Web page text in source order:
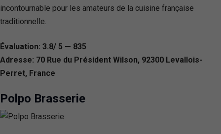
incontournable pour les amateurs de la cuisine française
traditionnelle.
Évaluation: 3.8/ 5 — 835
Adresse: 70 Rue du Président Wilson, 92300 Levallois-
Perret, France
Polpo Brasserie